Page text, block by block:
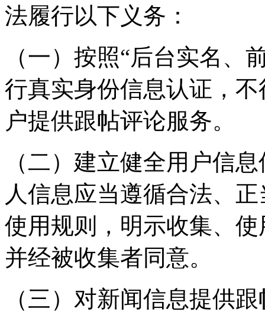
法履行以下义务：
（一）按照“后台实名、
行真实身份信息认证，
户提供跟帖评论服务。
（二）建立健全用户信
人信息应当遵循合法、
使用规则，明示收集、
并经被收集者同意。
（三）对新闻信息提供